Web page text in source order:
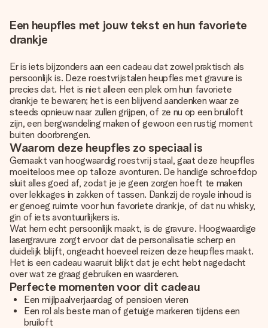
Een heupfles met jouw tekst en hun favoriete
drankje
Er is iets bijzonders aan een cadeau dat zowel praktisch als
persoonlijk is. Deze roestvrijstalen heupfles met gravure is
precies dat. Het is niet alleen een plek om hun favoriete
drankje te bewaren; het is een blijvend aandenken waar ze
steeds opnieuw naar zullen grijpen, of ze nu op een bruiloft
zijn, een bergwandeling maken of gewoon een rustig moment
buiten doorbrengen.
Waarom deze heupfles zo speciaal is
Gemaakt van hoogwaardig roestvrij staal, gaat deze heupfles
moeiteloos mee op talloze avonturen. De handige schroefdop
sluit alles goed af, zodat je je geen zorgen hoeft te maken
over lekkages in zakken of tassen. Dankzij de royale inhoud is
er genoeg ruimte voor hun favoriete drankje, of dat nu whisky,
gin of iets avontuurlijkers is.
Wat hem echt persoonlijk maakt, is de gravure. Hoogwaardige
lasergravure zorgt ervoor dat de personalisatie scherp en
duidelijk blijft, ongeacht hoeveel reizen deze heupfles maakt.
Het is een cadeau waaruit blijkt dat je echt hebt nagedacht
over wat ze graag gebruiken en waarderen.
Perfecte momenten voor dit cadeau
Een mijlpaalverjaardag of pensioen vieren
Een rol als beste man of getuige markeren tijdens een
bruiloft